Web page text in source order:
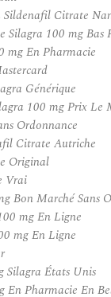
Sildenafil Citrate
Silagra 100 mg Bas
mg En Pharmacie
Générique
100 mg Prix Le
Ordonnance
Citrate Autriche
Original
Vrai
Bon Marché Sans
mg En Ligne
mg En Ligne
Silagra États Unis
En Pharmacie En